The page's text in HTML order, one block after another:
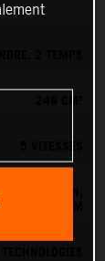
2 TEMPS
KEIHIN,
39 MM